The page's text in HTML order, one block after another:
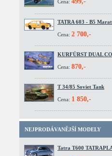
Cena:
TATRA 603 - B5
Cena: 2 700,-
KURFÜRST DUAL
Cena: 870,-
T 34/85 Soviet Tank
Cena: 1 850,-
NEJPRODÁVANĚJŠÍ MODELY
Tatra T600